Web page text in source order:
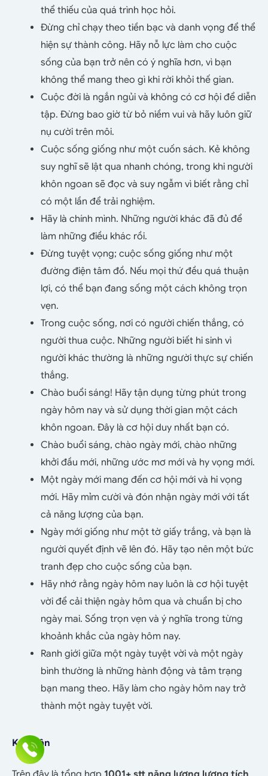
thể thiếu của quá trình học hỏi.
Đừng chỉ chạy theo tiền bạc và danh vọng để thể
hiện sự thành công. Hãy nỗ lực làm cho cuộc
sống của bạn trở nên có ý nghĩa hơn, vì bạn
không thể mang theo gì khi rời khỏi thế gian.
Cuộc đời là ngắn ngủi và không có cơ hội để diễn
tập. Đừng bao giờ từ bỏ niềm vui và hãy luôn giữ
nụ cười trên môi.
Cuộc sống giống như một cuốn sách. Kẻ không
suy nghĩ sẽ lật qua nhanh chóng, trong khi người
khôn ngoan sẽ đọc và suy ngẫm vì biết rằng chỉ
có một lần để trải nghiệm.
Hãy là chính mình. Những người khác đã đủ để
làm những điều khác rồi.
Đừng tuyệt vọng; cuộc sống giống như một
đường điện tâm đồ. Nếu mọi thứ đều quá thuận
lợi, có thể bạn đang sống một cách không trọn
vẹn.
Trong cuộc sống, nơi có người chiến thắng, có
người thua cuộc. Những người biết hi sinh vì
người khác thường là những người thực sự chiến
thắng.
Chào buổi sáng! Hãy tận dụng từng phút trong
ngày hôm nay và sử dụng thời gian một cách
khôn ngoan. Đây là cơ hội duy nhất bạn có.
Chào buổi sáng, chào ngày mới, chào những
khởi đầu mới, những ước mơ mới và hy vọng mới.
Một ngày mới mang đến cơ hội mới và hi vọng
mới. Hãy mỉm cười và đón nhận ngày mới với tất
cả năng lượng của bạn.
Ngày mới giống như một tờ giấy trắng, và bạn là
người quyết định vẽ lên đó. Hãy tạo nên một bức
tranh đẹp cho cuộc sống của bạn.
Hãy nhớ rằng ngày hôm nay luôn là cơ hội tuyệt
vời để cải thiện ngày hôm qua và chuẩn bị cho
ngày mai. Sống trọn vẹn và ý nghĩa trong từng
khoảnh khắc của ngày hôm nay.
Ranh giới giữa một ngày tuyệt vời và một ngày
bình thường là những hành động và tâm trạng
bạn mang theo. Hãy làm cho ngày hôm nay trở
thành một ngày tuyệt vời.
Kết luận